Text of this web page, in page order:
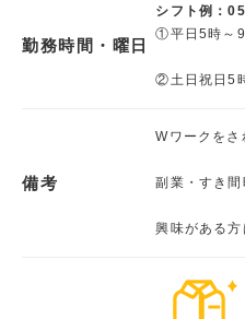
勤務時間・曜日
シフト例：
①平日5時～
②土日祝日5
備考
Wワークをさ
副業・すき間
興味がある方